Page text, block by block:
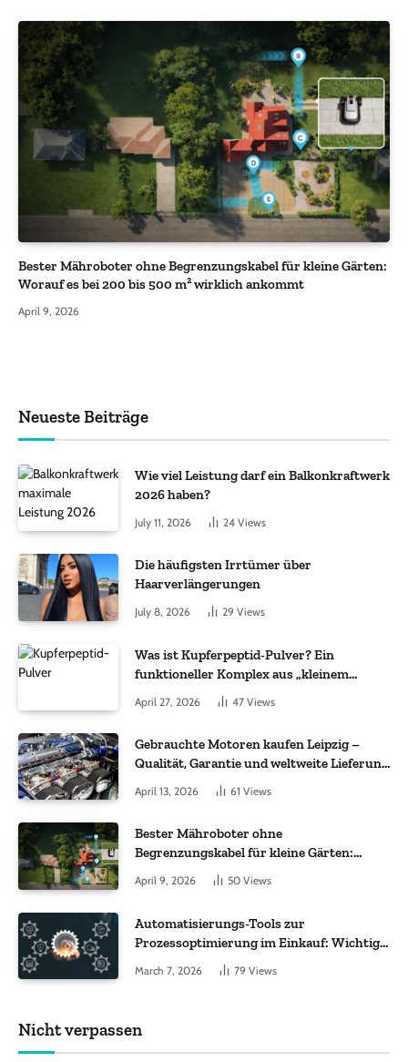
Bester Mähroboter ohne Begrenzungskabel für kleine Gärten:
Worauf es bei 200 bis 500 m² wirklich ankommt
April 9, 2026
Neueste Beiträge
Wie viel Leistung darf ein Balkonkraftwerk
2026 haben?
July 11, 2026 24 Views
Die häufigsten Irrtümer über
Haarverlängerungen
July 8, 2026 29 Views
Was ist Kupferpeptid-Pulver? Ein
funktioneller Komplex aus „kleinem
Molekül + Metall“
April 27, 2026 47 Views
Gebrauchte Motoren kaufen Leipzig –
Qualität, Garantie und weltweite Lieferung
April 13, 2026 61 Views
Bester Mähroboter ohne
Begrenzungskabel für kleine Gärten:
Worauf es bei 200 bis 500 m² wirklich
ankommt
April 9, 2026 50 Views
Automatisierungs-Tools zur
Prozessoptimierung im Einkauf: Wichtige
Funktionen, auf die Sie achten sollten
March 7, 2026 79 Views
Nicht verpassen